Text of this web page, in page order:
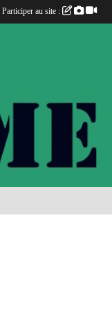
Participer au site :